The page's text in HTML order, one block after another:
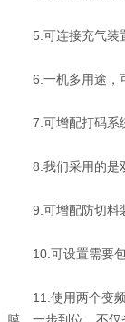
5.可连接充气装
6.一机多用途，
7.可增配打码系
8.我们采用的是
9.可增配防切料
10.可设置需要包
11.使用两个变频